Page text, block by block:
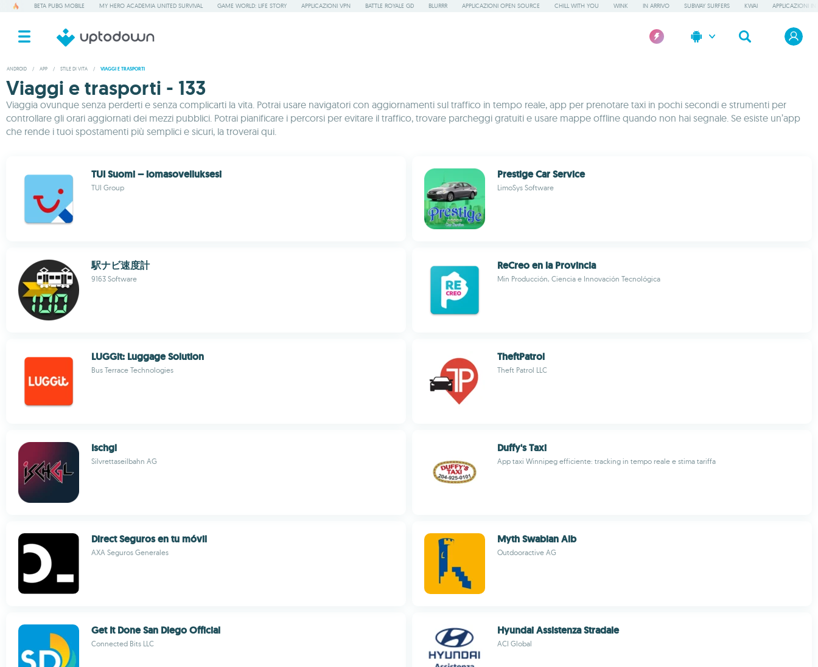
BETA PUBG MOBILE MY HERO ACADEMIA UNITED SURVIVAL GAME WORLD: LIFE STORY APPLICAZIONI VPN BATTLE ROYALE GD BLURRR APPLICAZIONI OPEN SOURCE CHILL WITH YOU WINK IN ARRIVO SUBWAY SURFERS KWAI APPLICAZIONI IN
ANDROID / APP / STILE DI VITA / VIAGGI E TRASPORTI
Viaggi e trasporti - 133
Viaggia ovunque senza perderti e senza complicarti la vita. Potrai usare navigatori con aggiornamenti sul traffico in tempo reale, app per prenotare taxi in pochi secondi e strumenti per
controllare gli orari aggiornati dei mezzi pubblici. Potrai pianificare i percorsi per evitare il traffico, trovare parcheggi gratuiti e usare mappe offline quando non hai segnale. Se esiste un’app
che rende i tuoi spostamenti più semplici e sicuri, la troverai qui.
TUI Suomi – lomasovelluksesi
TUI Group
Prestige Car Service
LimoSys Software
駅ナビ速度計
9163 Software
ReCreo en la Provincia
Min Producción, Ciencia e Innovación Tecnológica
LUGGit: Luggage Solution
Bus Terrace Technologies
TheftPatrol
Theft Patrol LLC
Ischgl
Silvrettaseilbahn AG
Duffy's Taxi
App taxi Winnipeg efficiente: tracking in tempo reale e stima tariffa
Direct Seguros en tu móvil
AXA Seguros Generales
Myth Swabian Alb
Outdooractive AG
Get It Done San Diego Official
Connected Bits LLC
Hyundai Assistenza Stradale
ACI Global